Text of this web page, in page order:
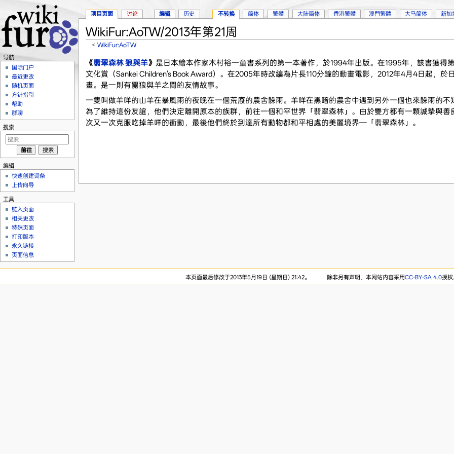
WikiFur:AoTW/2013年第21周
<WikiFur:AoTW
《翡翠森林 狼與羊》 是日本繪本作家木村裕一童書系列的第一本著作，於1994年出版。在1995年，該書獲得
文化賞（Sankei Children's Book Award）。在2005年時改編為片長110分鐘的動畫電影，2012年4月4日起，於
畫。是一則有關狼與羊之間的友情故事。
一隻叫做羊咩的山羊在暴風雨的夜晚在一個荒廢的農舍躲雨。羊咩在黑暗的農舍中遇到另外一個也來躲雨的不
為了維持這份友誼，他們決定離開原本的族群，前往一個和平世界「翡翠森林」。由於雙方都有一顆誠摯與善
次又一次克服吃掉羊咩的衝動，最後他們終於到達所有動物都和平相處的美麗境界—「翡翠森林」。
项目页面 讨论 编辑 历史 不转换 简体 繁體 大陆简体 香港繁體 澳門繁體 大马简体 新加
导航
国际门户
最近更改
随机页面
方针指引
帮助
群聊
搜索
编辑
快速创建词条
上传向导
工具
链入页面
相关更改
特殊页面
打印版本
永久链接
页面信息
本页面最后修改于2013年5月19日 (星期日) 21:42。 除非另有声明，本网站内容采用CC-BY-SA 4.0授权